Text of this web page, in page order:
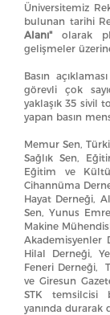
Üniversitemiz
bulunan tarihi
Alanı" olarak
gelişmeler
Basın
görevli çok
yaklaşık 35 sivil
yapan basın
Memur Sen,
Sağlık Sen,
Eğitim ve
Cihannüma
Hayat Derneği,
Sen, Yunus
Makine
Akademisyenler
Hilal Derneği,
Feneri Derneği,
ve Giresun
STK temsilcisi
yanında durarak